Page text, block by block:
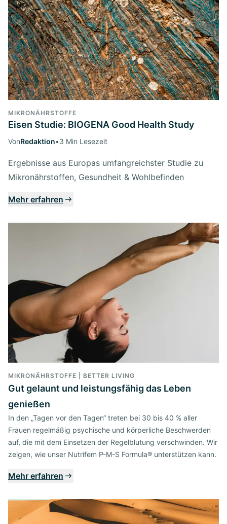
MIKRONÄHRSTOFFE
Eisen Studie: BIOGENA Good Health Study
VonRedaktion•3 Min Lesezeit
Ergebnisse aus Europas umfangreichster Studie zu
Mikronährstoffen, Gesundheit & Wohlbefinden
Mehr erfahren
MIKRONÄHRSTOFFE | BETTER LIVING
Gut gelaunt und leistungsfähig das Leben
genießen
In den „Tagen vor den Tagen“ treten bei 30 bis 40 % aller
Frauen regelmäßig psychische und körperliche Beschwerden
auf, die mit dem Einsetzen der Regelblutung verschwinden. Wir
zeigen, wie unser Nutrifem P-M-S Formula® unterstützen kann.
Mehr erfahren